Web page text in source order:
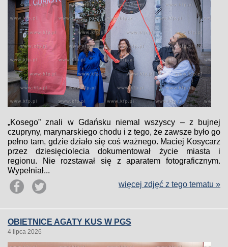
„Kosego” znali w Gdańsku niemal wszyscy – z bujnej
czupryny, marynarskiego chodu i z tego, że zawsze było go
pełno tam, gdzie działo się coś ważnego. Maciej Kosycarz
przez dziesięciolecia dokumentował życie miasta i
regionu. Nie rozstawał się z aparatem fotograficznym.
Wypełniał...
więcej zdjęć z tego tematu »
OBIETNICE AGATY KUS W PGS
4 lipca 2026